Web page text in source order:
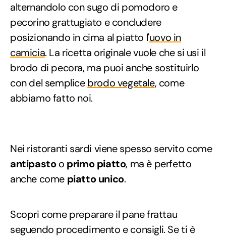
alternandolo con sugo di pomodoro e
pecorino grattugiato e concludere
posizionando in cima al piatto l'uovo in
camicia. La ricetta originale vuole che si usi il
brodo di pecora, ma puoi anche sostituirlo
con del semplicebrodo vegetale, come
abbiamo fatto noi.
Nei ristoranti sardi viene spesso servito come
antipastoo primo piatto, ma è perfetto
anche come piatto unico.
Scopri come preparare il pane frattau
seguendo procedimento e consigli. Se ti è